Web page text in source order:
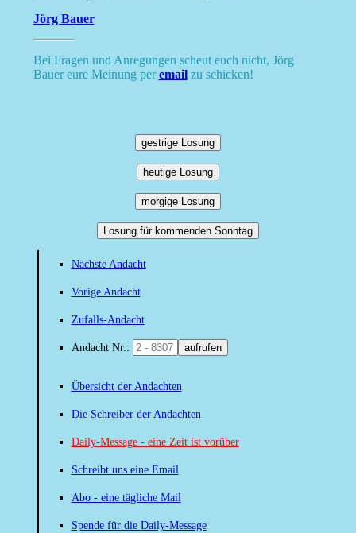
Jörg Bauer
Bei Fragen und Anregungen scheut euch nicht, Jörg
Bauer eure Meinung peremailzu schicken!
gestrige Losung
heutige Losung
morgige Losung
Losung für kommenden Sonntag
Nächste Andacht
Vorige Andacht
Zufalls-Andacht
Andacht Nr.: aufrufen
Übersicht der Andachten
Die Schreiber der Andachten
Daily-Message - eine Zeit ist vorüber
Schreibt uns eine Email
Abo - eine tägliche Mail
Spende für die Daily-Message